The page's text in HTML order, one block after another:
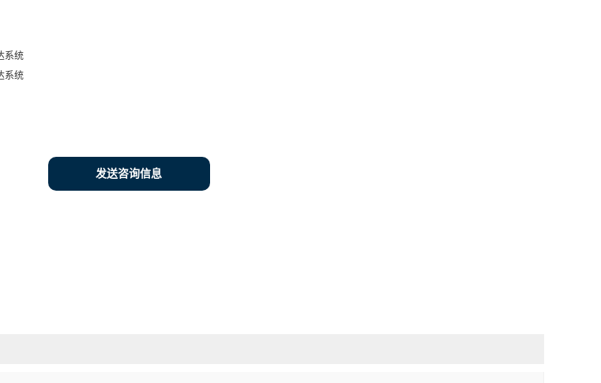
系统
系统
发送咨询信息